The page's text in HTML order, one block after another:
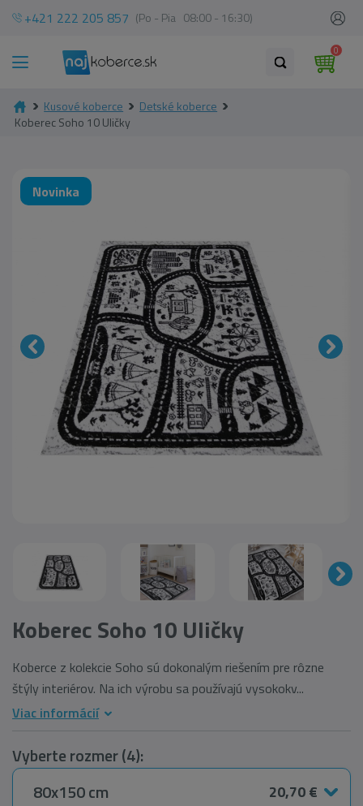
+421 222 205 857 (Po - Pia 08:00 - 16:30)
0
Kusové koberce
Detské koberce
Koberec Soho 10 Uličky
Novinka
Koberec Soho 10 Uličky
Koberce z kolekcie Soho sú dokonalým riešením pre rôzne
štýly interiérov. Na ich výrobu sa používajú vysokokv...
Viac informácií
Vyberte rozmer (4):
80x150 cm
20,70 €